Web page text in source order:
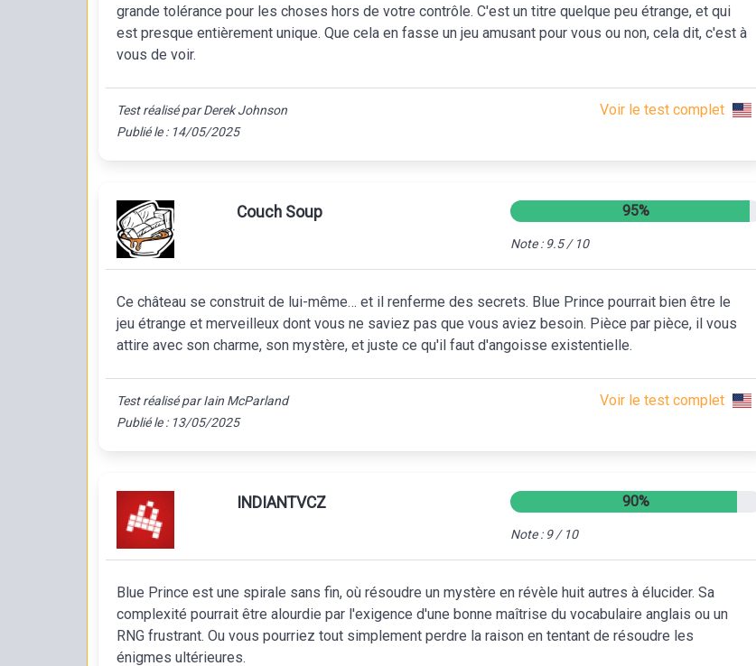
grande tolérance pour les choses hors de votre contrôle. C'est un titre quelque peu étrange, et qui
est presque entièrement unique. Que cela en fasse un jeu amusant pour vous ou non, cela dit, c'est à
vous de voir.
Test réalisé par Derek Johnson
Publié le : 14/05/2025
Voir le test complet
Couch Soup 95%
Note : 9.5 / 10
Ce château se construit de lui-même… et il renferme des secrets. Blue Prince pourrait bien être le
jeu étrange et merveilleux dont vous ne saviez pas que vous aviez besoin. Pièce par pièce, il vous
attire avec son charme, son mystère, et juste ce qu'il faut d'angoisse existentielle.
Test réalisé par Iain McParland
Publié le : 13/05/2025
Voir le test complet
INDIANTVCZ 90%
Note : 9 / 10
Blue Prince est une spirale sans fin, où résoudre un mystère en révèle huit autres à élucider. Sa
complexité pourrait être alourdie par l'exigence d'une bonne maîtrise du vocabulaire anglais ou un
RNG frustrant. Ou vous pourriez tout simplement perdre la raison en tentant de résoudre les
énigmes ultérieures.